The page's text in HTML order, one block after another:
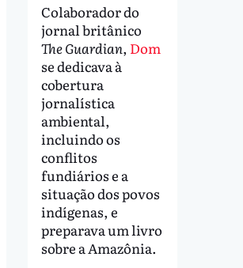
Colaborador do
jornal britânico
The Guardian, Dom
se dedicava à
cobertura
jornalística
ambiental,
incluindo os
conflitos
fundiários e a
situação dos povos
indígenas, e
preparava um livro
sobre a Amazônia.